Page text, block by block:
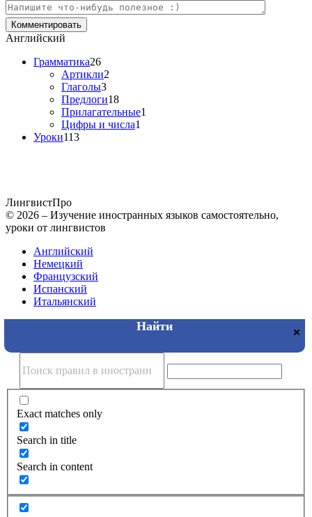
Английский
Грамматика26
Артикли2
Глаголы3
Предлоги18
Прилагательные1
Цифры и числа1
Уроки113
ЛингвистПро
© 2026 – Изучение иностранных языков самостоятельно,
уроки от лингвистов
Английский
Немецкий
Французский
Испанский
Итальянский
Exact matches only
Search in title
Search in content